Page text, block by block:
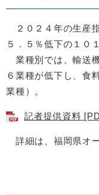
２０２４年の生産
５．５％低下の１０
業種別では、輸送
６業種が低下し、食
業種）。
記者提供資料
詳細は、福岡県オ